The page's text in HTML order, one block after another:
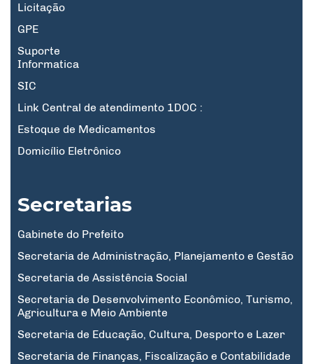
Licitação
GPE
Suporte
Informatica
SIC
Link Central de atendimento 1DOC :
Estoque de Medicamentos
Domicílio Eletrônico
Secretarias
Gabinete do Prefeito
Secretaria de Administração, Planejamento e Gestão
Secretaria de Assistência Social
Secretaria de Desenvolvimento Econômico, Turismo,
Agricultura e Meio Ambiente
Secretaria de Educação, Cultura, Desporto e Lazer
Secretaria de Finanças, Fiscalização e Contabilidade